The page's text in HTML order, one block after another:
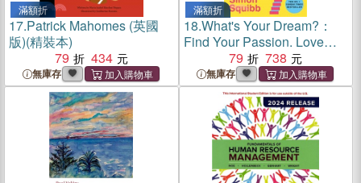
滿額折
17.Patrick Mahomes (英國
版)(精裝本)
79
434
無庫存
滿額折
18.What's Your Dream?：
Find Your Passion. Love
Your Work. Build a Richer
Life.
79 738
無庫存